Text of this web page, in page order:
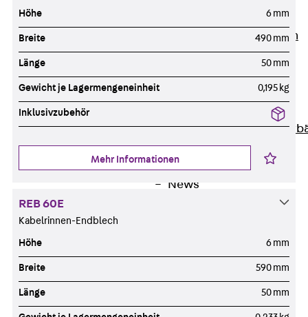
Unternehmen
Über PohlCon
Service & Qualität
Unsere Geschichte
Mitgliedschaften &
Aktuelles
Zurück
Aktuelles
News
Ansprechpersonen
Höhe 6 mm
Breite 490 mm
Länge 50 mm
Gewicht je Lagermengeneinheit 0,195 kg
Inklusivzubehör
Mehr Informationen
REB 60E
Kabelrinnen-Endblech
Höhe 6 mm
Breite 590 mm
Länge 50 mm